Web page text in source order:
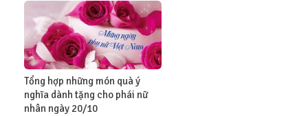
Tổng hợp những món quà ý
nghĩa dành tặng cho phái nữ
nhân ngày 20/10